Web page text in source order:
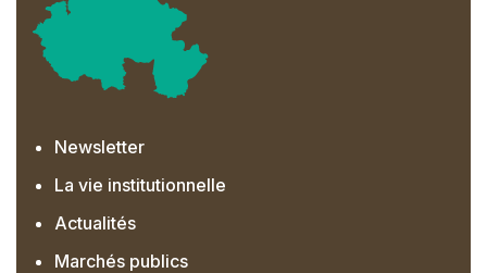
Newsletter
La vie institutionnelle
Actualités
Marchés publics